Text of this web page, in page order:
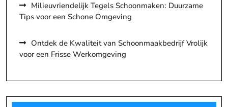
Milieuvriendelijk Tegels Schoonmaken: Duurzame
Tips voor een Schone Omgeving
Ontdek de Kwaliteit van Schoonmaakbedrijf Vrolijk
voor een Frisse Werkomgeving